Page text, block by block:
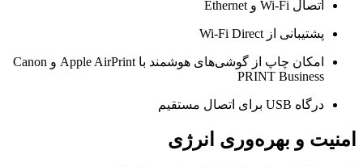
اتصال Wi-Fi و Ethernet
پشتیبانی از Wi-Fi Direct
امکان چاپ از گوشی‌های هوشمند با Apple AirPrint و Canon
PRINT Business
درگاه USB برای اتصال مستقیم
امنیت و بهره‌وری انرژی